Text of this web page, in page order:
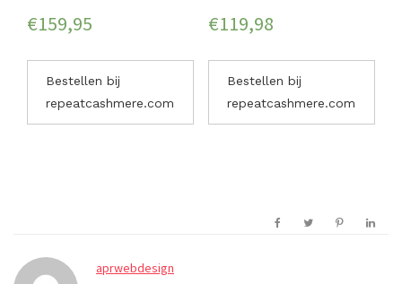
€159,95
Bestellen bij
repeatcashmere.com
€119,98
Bestellen bij
repeatcashmere.com
aprwebdesign